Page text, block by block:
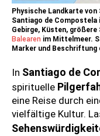
Physische Landkarte
Santiago de Compostela
Gebirge, Küsten,
Balearen im Mittelmeer.
Marker und
In Santiago de
spirituelle
eine Reise durch
vielfältige Kultur.